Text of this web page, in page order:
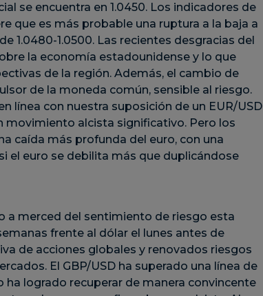
se encuentra en 1.0450. Los indicadores de
que es más probable una ruptura a la baja a
1.0480-1.0500. Las recientes desgracias del
la economía estadounidense y lo que
de la región. Además, el cambio de
de la moneda común, sensible al riesgo.
línea con nuestra suposición de un EUR/USD
movimiento alcista significativo. Pero los
caída más profunda del euro, con una
el euro se debilita más que duplicándose
a merced del sentimiento de riesgo esta
frente al dólar el lunes antes de
de acciones globales y renovados riesgos
El GBP/USD ha superado una línea de
logrado recuperar de manera convincente